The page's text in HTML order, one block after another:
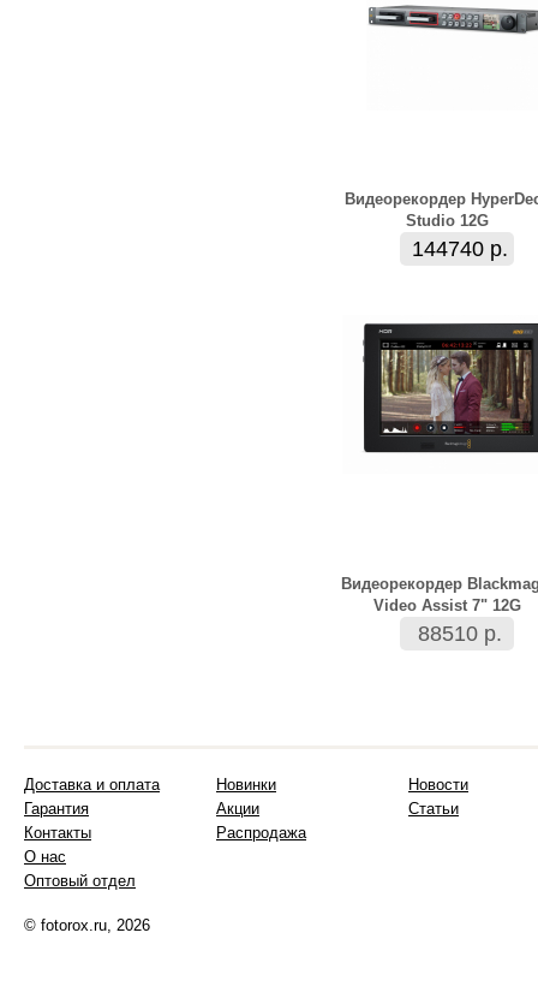
Видеорекордер
Studio 12G
144740 р.
Видеорекордер
Video Assist 7" 12G
88510 р.
Доставка и оплата
Гарантия
Контакты
О нас
Оптовый отдел
Новинки
Акции
Распродажа
Новости
Статьи
© fotorox.ru, 2026